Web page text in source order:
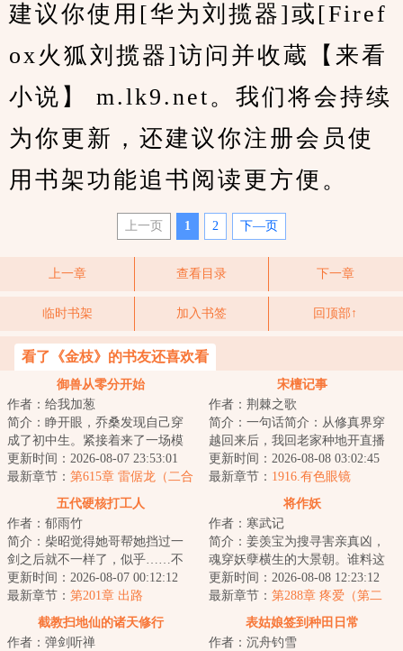
建议你使用[华为刘揽器]或[Firef
ox火狐刘揽器]访问并收蔵【来看
小说】 m.lk9.net。我们将会持续
为你更新，还建议你注册会员使
用书架功能追书阅读更方便。
上一页 1 2 下—页
上一章 查看目录 下一章
临时书架 加入书签 回顶部↑
看了《金枝》的书友还喜欢看
御兽从零分开始
作者：给我加葱
简介：睁开眼，乔桑发现自己穿
成了初中生。紧接着来了一场模
拟考。毕业她怕了吗？她怕
了……这考的都什么...
更新时间：2026-08-07 23:53:01
最新章节： 第615章 雷倨龙（二合
宋檀记事
作者：荆棘之歌
简介：一句话简介：从修真界穿
越回来后，我回老家种地开直播
卖菜了！修成金丹渡劫失败的宋
檀回到现代，发...
更新时间：2026-08-08 03:02:45
最新章节： 1916.有色眼镜
五代硬核打工人
作者：郁雨竹
简介：柴昭觉得她哥帮她挡过一
剑之后就不一样了，似乎……不
是他了。他总会说些郑先生都没
听过的，她听起...
更新时间：2026-08-07 00:12:12
最新章节： 第201章 出路
将作妖
作者：寒武记
简介：姜羡宝为搜寻害亲真凶，
魂穿妖孽横生的大景朝。谁料这
里破案，不看证据，只靠卦师！
这不巧了嘛？！...
更新时间：2026-08-08 12:23:12
最新章节： 第288章 疼爱（第二
截教扫地仙的诸天修行
作者：弹剑听禅
表姑娘签到种田日常
作者：沉舟钓雪